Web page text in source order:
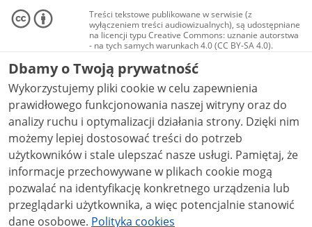
Treści tekstowe publikowane w serwisie (z
wyłączeniem treści audiowizualnych), są udostępniane
na licencji typu Creative Commons: uznanie autorstwa
- na tych samych warunkach 4.0 (CC BY-SA 4.0).
Materiały audiowizualne, w tym zdjęcia, materiały
audio i wideo, są udostępniane na licencji typu
Creative Commons: uznanie autorstwa użycie
niekomercyjne - bez utworów zależnych 4.0 (CC BY-
NC-ND 4.0), o ile nie jest to stwierdzone inaczej.
Dbamy o Twoją prywatność
Wykorzystujemy pliki cookie w celu zapewnienia
prawidłowego funkcjonowania naszej witryny oraz do
analizy ruchu i optymalizacji działania strony. Dzięki nim
możemy lepiej dostosować treści do potrzeb
użytkowników i stale ulepszać nasze usługi. Pamiętaj, że
informacje przechowywane w plikach cookie mogą
pozwalać na identyfikację konkretnego urządzenia lub
przeglądarki użytkownika, a więc potencjalnie stanowić
dane osobowe. Polityka cookies